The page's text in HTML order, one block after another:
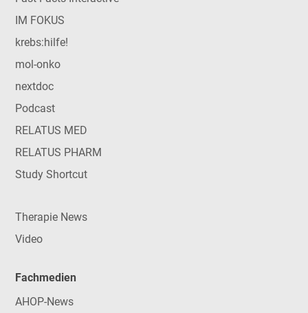
IM FOKUS
krebs:hilfe!
mol-onko
nextdoc
Podcast
RELATUS MED
RELATUS PHARM
Study Shortcut
Therapie News
Video
Fachmedien
AHOP-News